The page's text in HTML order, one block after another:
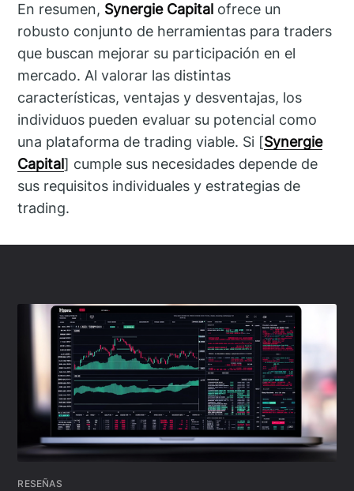
En resumen, Synergie Capital ofrece un
robusto conjunto de herramientas para traders
que buscan mejorar su participación en el
mercado. Al valorar las distintas
características, ventajas y desventajas, los
individuos pueden evaluar su potencial como
una plataforma de trading viable. Si [Synergie
Capital] cumple sus necesidades depende de
sus requisitos individuales y estrategias de
trading.
RESEÑAS